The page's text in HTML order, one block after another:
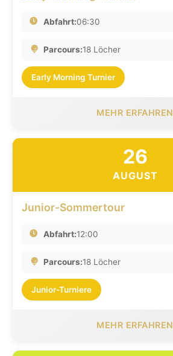
Abfahrt:06:30
Parcours:18 Löcher
Early Morning Turnier
MEHR ERFAHREN
26
AUGUST
Junior-Sommertour
Abfahrt:12:00
Parcours:18 Löcher
Junior-Turniere
MEHR ERFAHREN